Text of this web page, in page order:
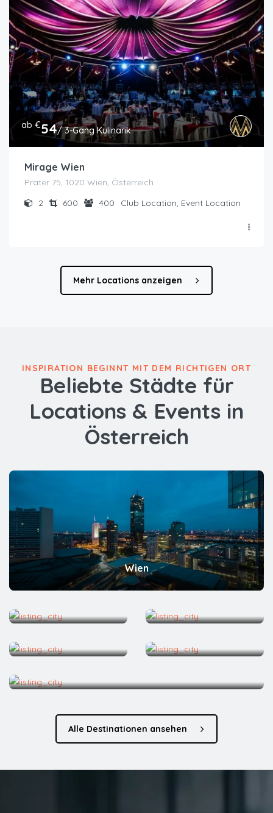
ab €54/ 3-Gang Kulinarik
Mirage Wien
Prater 75, 1020 Wien, Österreich
2
600 400 Club Location, Event Location
Mehr Locations anzeigen
INSPIRATION BEGINNT MIT DEM RICHTIGEN ORT
Beliebte Städte für
Locations & Events in
Österreich
Wien
Alle Destinationen ansehen